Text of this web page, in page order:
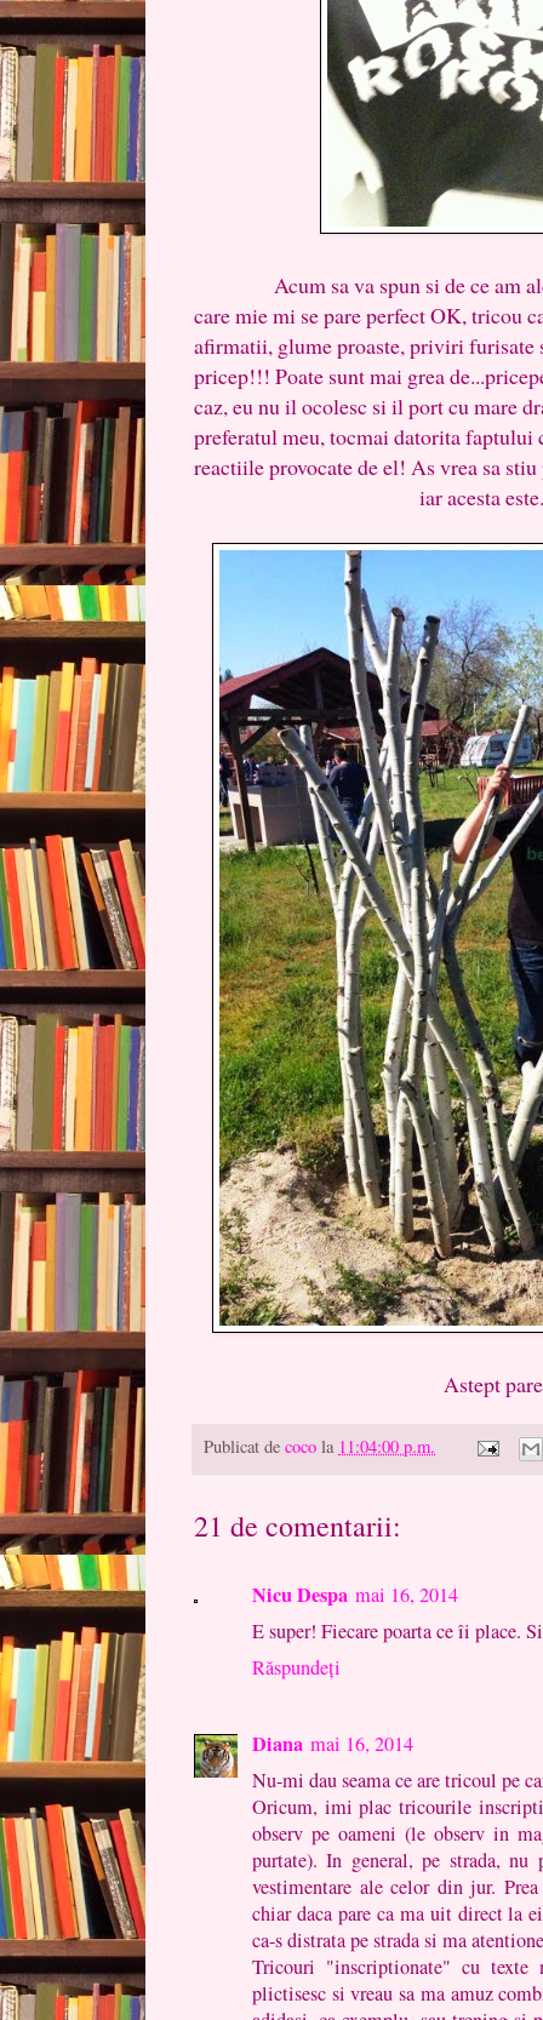
Acum sa va spun si de ce am
care mie mi se pare perfect OK, tricou
afirmatii, glume proaste, priviri furisate
pricep!!! Poate sunt mai grea
caz, eu nu il ocolesc si il port cu mare
preferatul meu, tocmai datorita faptului
reactiile provocate de el! As vrea sa stiu
iar acesta
Astept parerea
Publicat de coco la 11:04:00 p.m.
21 de comentarii:
Nicu Despa mai 16, 2014
E super! Fiecare poarta ce îi place.
Răspundeți
Diana mai 16, 2014
Nu-mi dau seama ce are tricoul pe
Oricum, imi plac tricourile
observ pe oameni (le observ in
purtate). In general, pe strada, nu
vestimentare ale celor din jur.
chiar daca pare ca ma uit direct la
ca-s distrata pe strada si ma
Tricouri "inscriptionate" cu
plictisesc si vreau sa ma amuz